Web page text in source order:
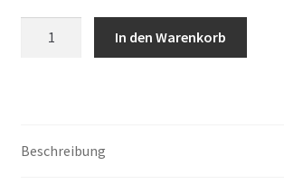
In den Warenkorb
Beschreibung